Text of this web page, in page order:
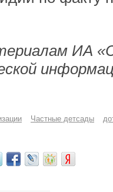
ИА
Частные детсады